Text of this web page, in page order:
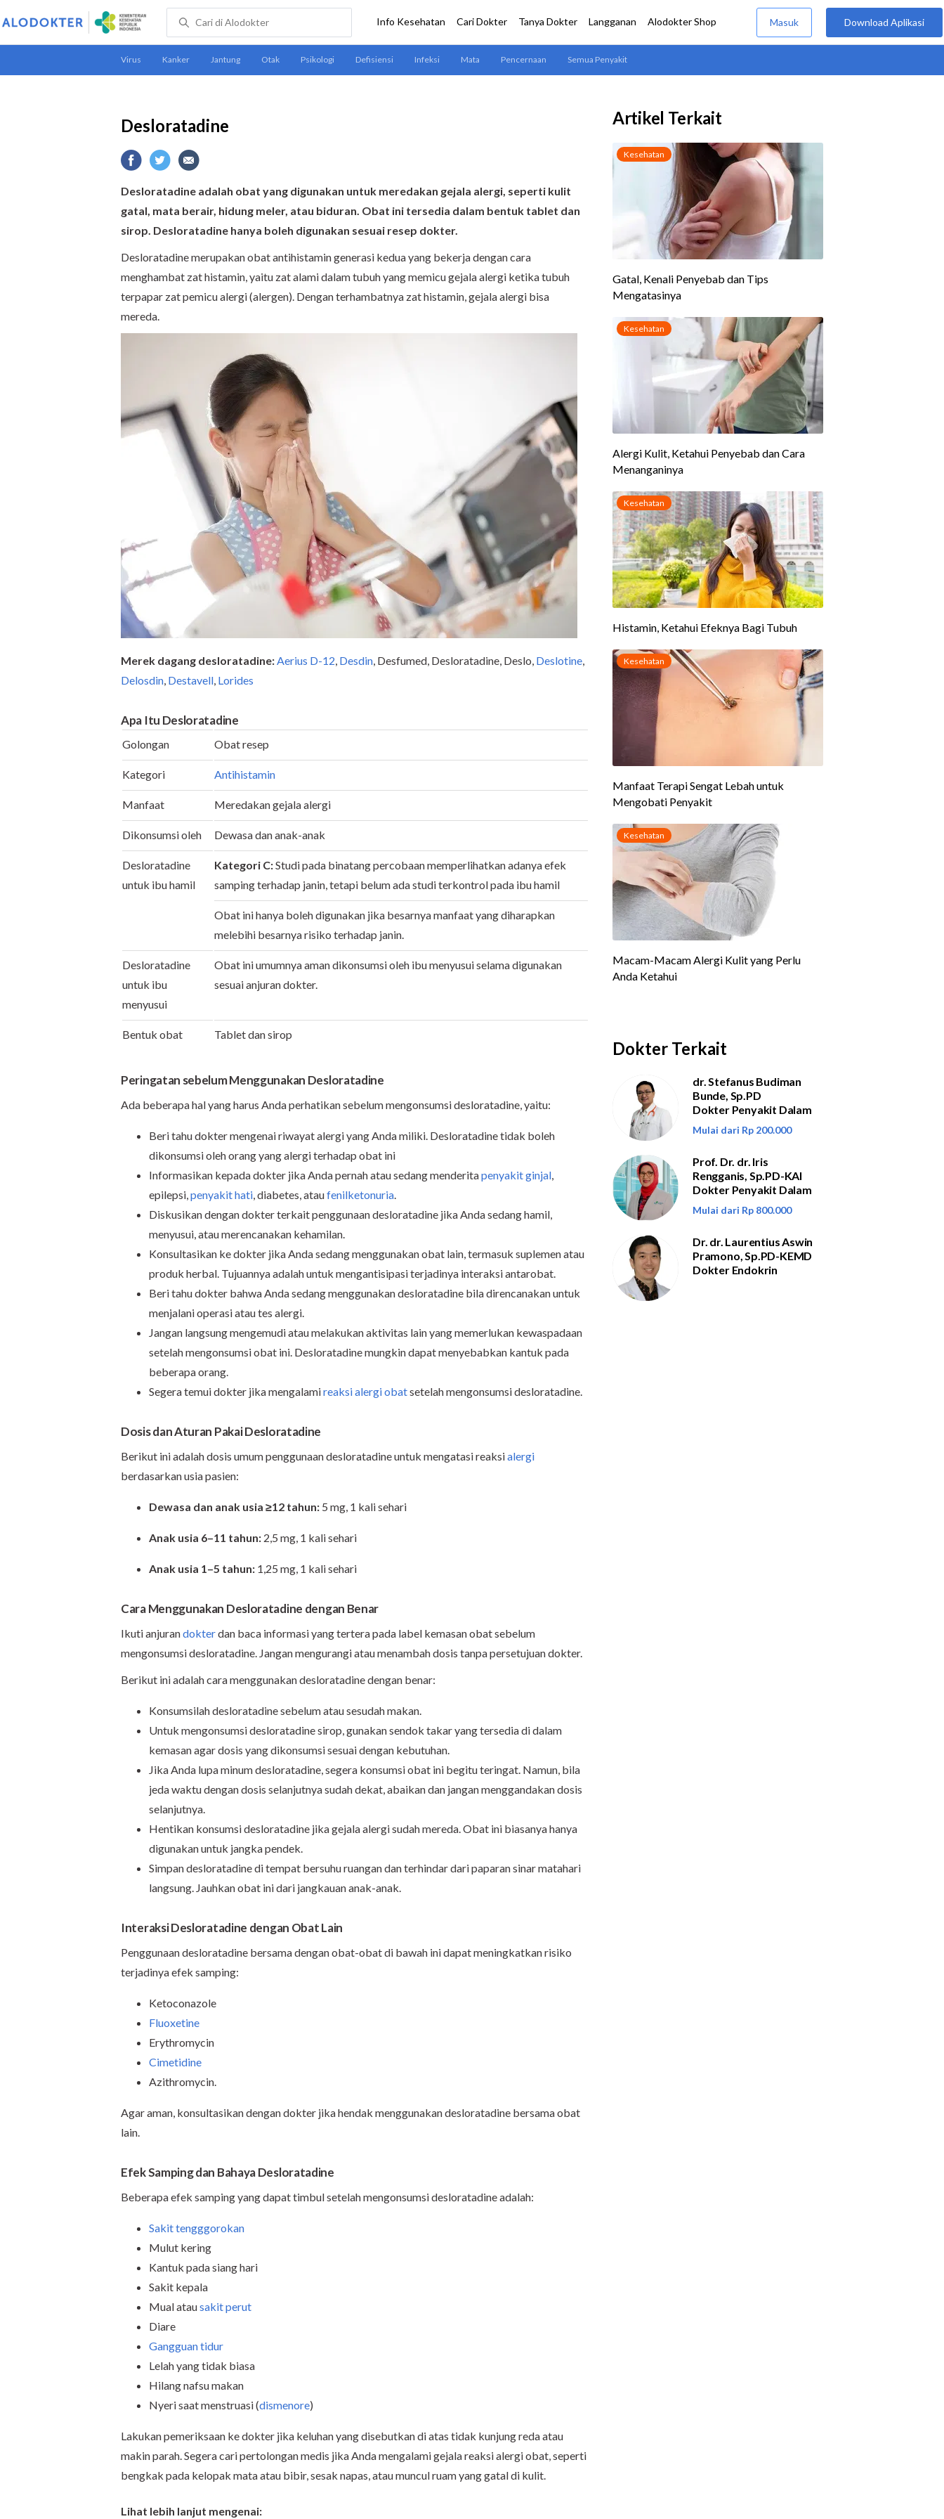
Desloratadine
Desloratadine adalah obat yang digunakan untuk meredakan gejala alergi, seperti kulit
gatal, mata berair, hidung meler, atau biduran. Obat ini tersedia dalam bentuk tablet dan
sirop. Desloratadine hanya boleh digunakan sesuai resep dokter.
Desloratadine merupakan obat antihistamin generasi kedua yang bekerja dengan cara
menghambat zat histamin, yaitu zat alami dalam tubuh yang memicu gejala alergi ketika tubuh
terpapar zat pemicu alergi (alergen). Dengan terhambatnya zat histamin, gejala alergi bisa
mereda.
Merek dagang desloratadine:Aerius D-12, Desdin, Desfumed, Desloratadine, Deslo, Deslotine,
Delosdin, Destavell, Lorides
Apa Itu Desloratadine
Golongan Obat resep
Kategori Antihistamin
Manfaat Meredakan gejala alergi
Dikonsumsi oleh Dewasa dan anak-anak
Desloratadine
untuk ibu hamil
Kategori C:Studi pada binatang percobaan memperlihatkan adanya efek
samping terhadap janin, tetapi belum ada studi terkontrol pada ibu hamil
Obat ini hanya boleh digunakan jika besarnya manfaat yang diharapkan
melebihi besarnya risiko terhadap janin.
Desloratadine
untuk ibu
menyusui
Obat ini umumnya aman dikonsumsi oleh ibu menyusui selama digunakan
sesuai anjuran dokter.
Bentuk obat Tablet dan sirop
Peringatan sebelum Menggunakan Desloratadine
Ada beberapa hal yang harus Anda perhatikan sebelum mengonsumsi desloratadine, yaitu:
Beri tahu dokter mengenai riwayat alergi yang Anda miliki. Desloratadine tidak boleh
dikonsumsi oleh orang yang alergi terhadap obat ini
Informasikan kepada dokter jika Anda pernah atau sedang menderitapenyakit ginjal,
epilepsi,penyakit hati, diabetes, ataufenilketonuria.
Diskusikan dengan dokter terkait penggunaan desloratadine jika Anda sedang hamil,
menyusui, atau merencanakan kehamilan.
Konsultasikan ke dokter jika Anda sedang menggunakan obat lain, termasuk suplemen atau
produk herbal. Tujuannya adalah untuk mengantisipasi terjadinya interaksi antarobat.
Beri tahu dokter bahwa Anda sedang menggunakan desloratadine bila direncanakan untuk
menjalani operasi atau tes alergi.
Jangan langsung mengemudi atau melakukan aktivitas lain yang memerlukan kewaspadaan
setelah mengonsumsi obat ini. Desloratadine mungkin dapat menyebabkan kantuk pada
beberapa orang.
Segera temui dokter jika mengalamireaksi alergi obatsetelah mengonsumsi desloratadine.
Dosis dan Aturan Pakai Desloratadine
Berikut ini adalah dosis umum penggunaan desloratadine untuk mengatasi reaksialergi
berdasarkan usia pasien:
Dewasa dan anak usia ≥12 tahun: 5 mg, 1 kali sehari
Anak usia 6–11 tahun: 2,5 mg, 1 kali sehari
Anak usia 1–5 tahun: 1,25 mg, 1 kali sehari
Cara Menggunakan Desloratadine dengan Benar
Ikuti anjurandokterdan baca informasi yang tertera pada label kemasan obat sebelum
mengonsumsi desloratadine. Jangan mengurangi atau menambah dosis tanpa persetujuan dokter.
Berikut ini adalah cara menggunakan desloratadine dengan benar:
Konsumsilah desloratadine sebelum atau sesudah makan.
Untuk mengonsumsi desloratadine sirop, gunakan sendok takar yang tersedia di dalam
kemasan agar dosis yang dikonsumsi sesuai dengan kebutuhan.
Jika Anda lupa minum desloratadine, segera konsumsi obat ini begitu teringat. Namun, bila
jeda waktu dengan dosis selanjutnya sudah dekat, abaikan dan jangan menggandakan dosis
selanjutnya.
Hentikan konsumsi desloratadine jika gejala alergi sudah mereda. Obat ini biasanya hanya
digunakan untuk jangka pendek.
Simpan desloratadine di tempat bersuhu ruangan dan terhindar dari paparan sinar matahari
langsung. Jauhkan obat ini dari jangkauan anak-anak.
Interaksi Desloratadine dengan Obat Lain
Penggunaan desloratadine bersama dengan obat-obat di bawah ini dapat meningkatkan risiko
terjadinya efek samping:
Ketoconazole
Fluoxetine
Erythromycin
Cimetidine
Azithromycin.
Agar aman, konsultasikan dengan dokter jika hendak menggunakan desloratadine bersama obat
lain.
Efek Samping dan Bahaya Desloratadine
Beberapa efek samping yang dapat timbul setelah mengonsumsi desloratadine adalah:
Sakit tengggorokan
Mulut kering
Kantuk pada siang hari
Sakit kepala
Mual atausakit perut
Diare
Gangguan tidur
Lelah yang tidak biasa
Hilang nafsu makan
Nyeri saat menstruasi (dismenore)
Lakukan pemeriksaan ke dokter jika keluhan yang disebutkan di atas tidak kunjung reda atau
makin parah. Segera cari pertolongan medis jika Anda mengalami gejala reaksi alergi obat, seperti
bengkak pada kelopak mata atau bibir, sesak napas, atau muncul ruam yang gatal di kulit.
Lihat lebih lanjut mengenai:
Artikel Terkait
Dokter Terkait